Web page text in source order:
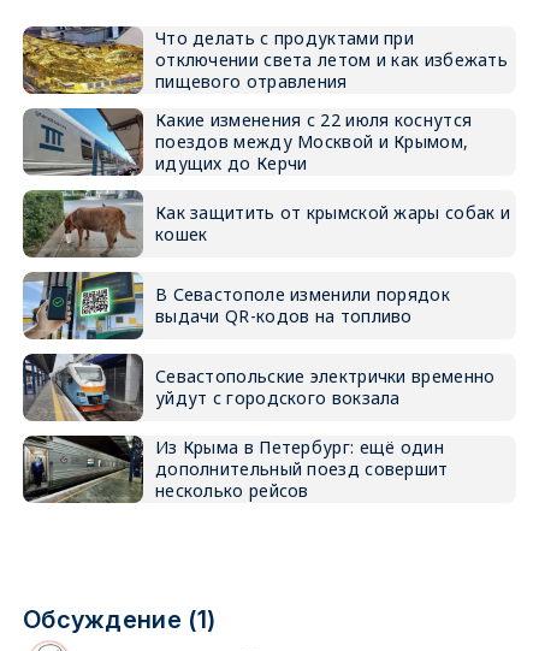
Что делать с продуктами при
отключении света летом и как избежать
пищевого отравления
Какие изменения с 22 июля коснутся
поездов между Москвой и Крымом,
идущих до Керчи
Как защитить от крымской жары собак и
кошек
В Севастополе изменили порядок
выдачи QR-кодов на топливо
Севастопольские электрички временно
уйдут с городского вокзала
Из Крыма в Петербург: ещё один
дополнительный поезд совершит
несколько рейсов
Обсуждение (1)